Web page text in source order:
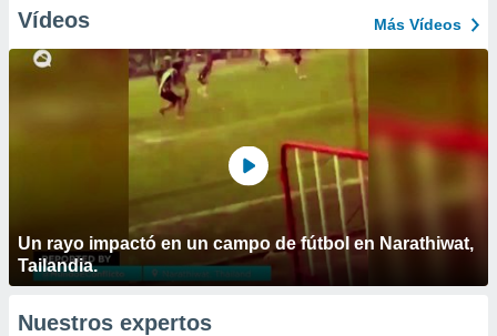
Vídeos Más Vídeos
Un rayo impactó en un campo de fútbol en Narathiwat,
Tailandia.
Nuestros expertos